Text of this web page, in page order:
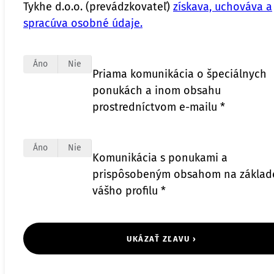
Tykhe d.o.o. (prevádzkovateľ) získava, uchováva a
spracúva osobné údaje.
Áno Nie
Priama komunikácia o špeciálnych
ponukách a inom obsahu
prostredníctvom e-mailu *
Áno Nie
Komunikácia s ponukami a
prispôsobeným obsahom na
vášho profilu *
UKÁZAŤ ZĽAVU ›